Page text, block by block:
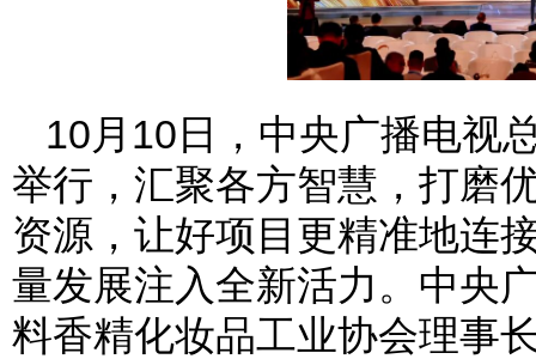
10月10日，中央广播电视
举行，汇聚各方智慧，打磨
资源，让好项目更精准地连
量发展注入全新活力。中央
料香精化妆品工业协会理事